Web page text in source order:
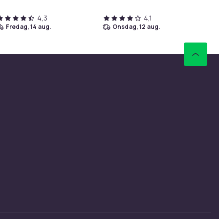
4,3
fredag, 14 aug.
4,1
onsdag, 12 aug.